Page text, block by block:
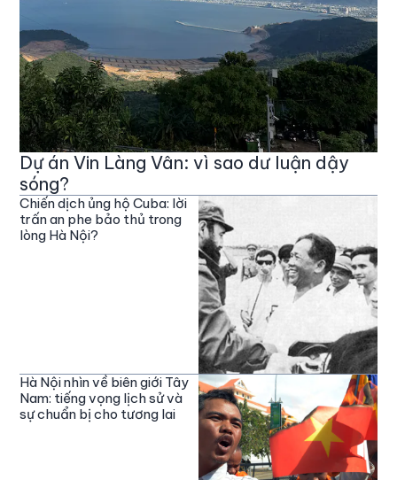
Dự án Vin Làng Vân: vì sao dư luận dậy
sóng?
Chiến dịch ủng hộ Cuba: lời
trấn an phe bảo thủ trong
lòng Hà Nội?
Hà Nội nhìn về biên giới Tây
Nam: tiếng vọng lịch sử và
sự chuẩn bị cho tương lai